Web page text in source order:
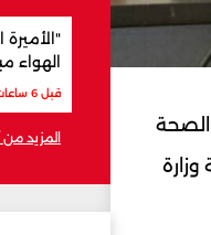
الصحة
الهواء
قبل 6 ساعات
المزيد من